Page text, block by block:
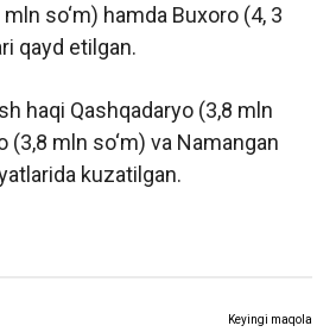
so‘m) hamda Buxoro (4, 3
qayd etilgan.
haqi Qashqadaryo (3,8 mln
(3,8 mln so‘m) va Namangan
kuzatilgan.
Keyingi maqola